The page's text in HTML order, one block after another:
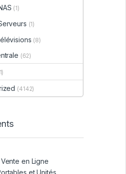
(1)
(1)
(8)
(62)
(4142)
Vente en Ligne